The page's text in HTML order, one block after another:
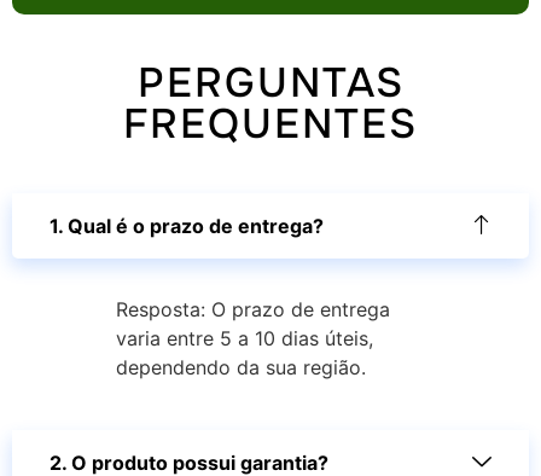
PERGUNTAS
FREQUENTES
1. Qual é o prazo de entrega?
Resposta: O prazo de entrega
varia entre 5 a 10 dias úteis,
dependendo da sua região.
2. O produto possui garantia?